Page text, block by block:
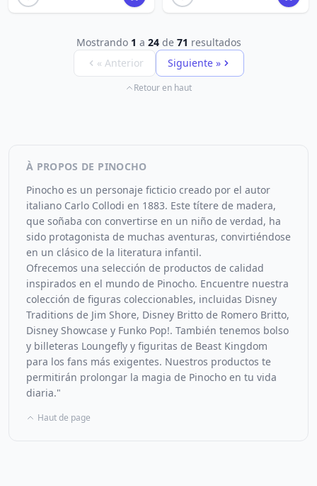
Mostrando 1 a 24de 71 resultados
« Anterior
Siguiente »
Retour en haut
À PROPOS DE PINOCHO
Pinocho es un personaje ficticio creado por el autor
italiano Carlo Collodi en 1883. Este títere de madera,
que soñaba con convertirse en un niño de verdad, ha
sido protagonista de muchas aventuras, convirtiéndose
en un clásico de la literatura infantil.
Ofrecemos una selección de productos de calidad
inspirados en el mundo de Pinocho. Encuentre nuestra
colección de figuras coleccionables, incluidas Disney
Traditions de Jim Shore, Disney Britto de Romero Britto,
Disney Showcase y Funko Pop!. También tenemos bolso
y billeteras Loungefly y figuritas de Beast Kingdom
para los fans más exigentes. Nuestros productos te
permitirán prolongar la magia de Pinocho en tu vida
diaria."
Haut de page